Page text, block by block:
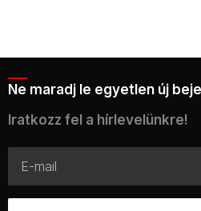
Ne maradj le egyetlen új
Iratkozz fel a hírlevelünkre!